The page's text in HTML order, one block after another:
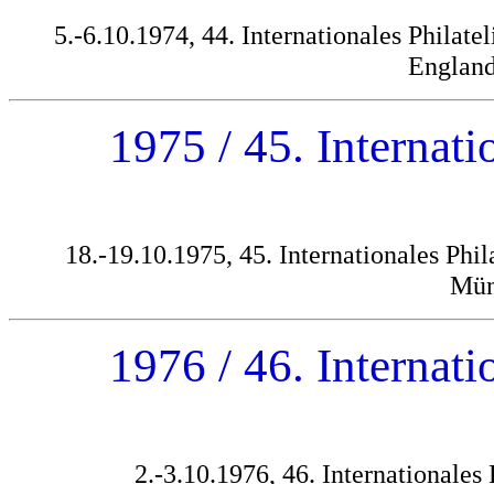
5.-6.10.1974, 44. Internationales
1975 / 45.
18.-19.10.1975, 45. Internationales
1976 / 46.
2.-3.10.1976, 46.